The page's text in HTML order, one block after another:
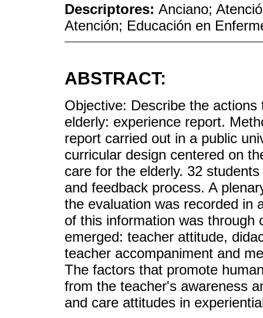
Descriptores: Anciano;
Atención; Educación en
ABSTRACT:
Objective: Describe the
elderly: experience report.
report carried out in a public
curricular design centered on
care for the elderly. 32
and feedback process. A
the evaluation was recorded in
of this information was through
emerged: teacher attitude,
teacher accompaniment and
The factors that promote
from the teacher's awareness
and care attitudes in